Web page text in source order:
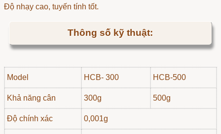
Độ nhạy cao, tuyến tính tốt.
Thông số kỹ thuật:
Model HCB- 300 HCB-500
Khả năng cân 300g 500g
Độ chính xác 0,001g